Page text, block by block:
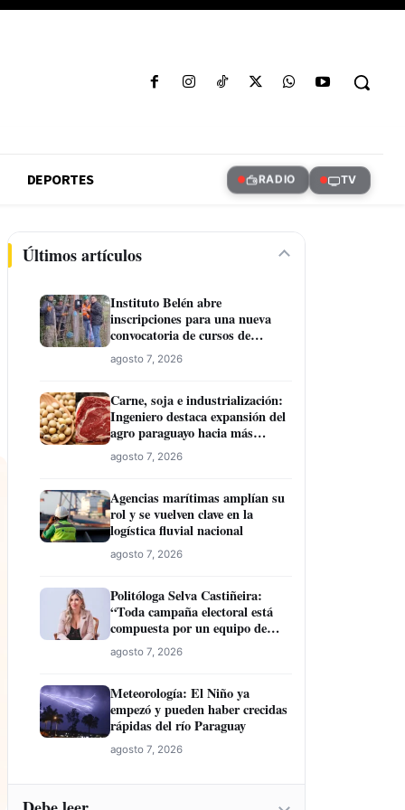
DEPORTES RADIO TV
Últimos artículos
Instituto Belén abre
inscripciones para una nueva
convocatoria de cursos de
formación laboral en Concepción
agosto 7, 2026
Carne, soja e industrialización:
Ingeniero destaca expansión del
agro paraguayo hacia más
mercados
agosto 7, 2026
Agencias marítimas amplían su
rol y se vuelven clave en la
logística fluvial nacional
agosto 7, 2026
Politóloga Selva Castiñeira:
“Toda campaña electoral está
compuesta por un equipo de
profesionales”
agosto 7, 2026
Meteorología: El Niño ya
empezó y pueden haber crecidas
rápidas del río Paraguay
agosto 7, 2026